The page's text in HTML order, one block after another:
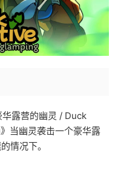
华露营的幽灵 / Duck
当幽灵袭击一个豪华露
情况下。